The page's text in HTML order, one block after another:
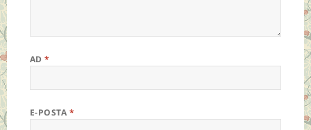
AD*
E-POSTA *